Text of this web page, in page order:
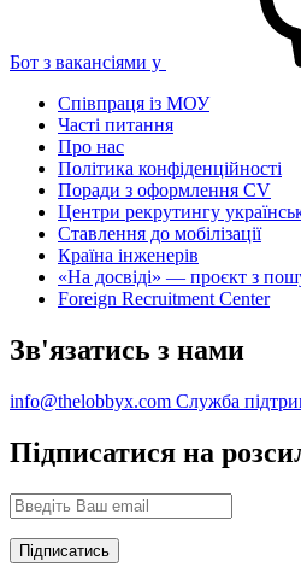
Бот з вакансіями у
Співпраця із МОУ
Часті питання
Про нас
Політика конфіденційності
Поради з оформлення CV
Центри рекрутингу
Ставлення до мобілізації
Країна інженерів
«На досвіді» — проєкт з
Foreign Recruitment Center
Зв'язатись з нами
info@thelobbyx.com Служба
Підписатися на